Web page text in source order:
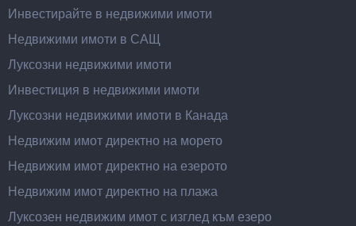
Инвестирайте в недвижими имоти
Недвижими имоти в САЩ
Луксозни недвижими имоти
Инвестиция в недвижими имоти
Луксозни недвижими имоти в Канада
Недвижим имот директно на морето
Недвижим имот директно на езерото
Недвижим имот директно на плажа
Луксозен недвижим имот с изглед към езеро